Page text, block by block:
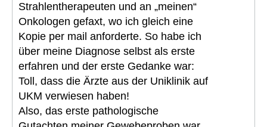
Strahlentherapeuten und an „meinen“
Onkologen gefaxt, wo ich gleich eine
Kopie per mail anforderte. So habe ich
über meine Diagnose selbst als erste
erfahren und der erste Gedanke war:
Toll, dass die Ärzte aus der Uniklinik auf
UKM verwiesen haben!
Also, das erste pathologische